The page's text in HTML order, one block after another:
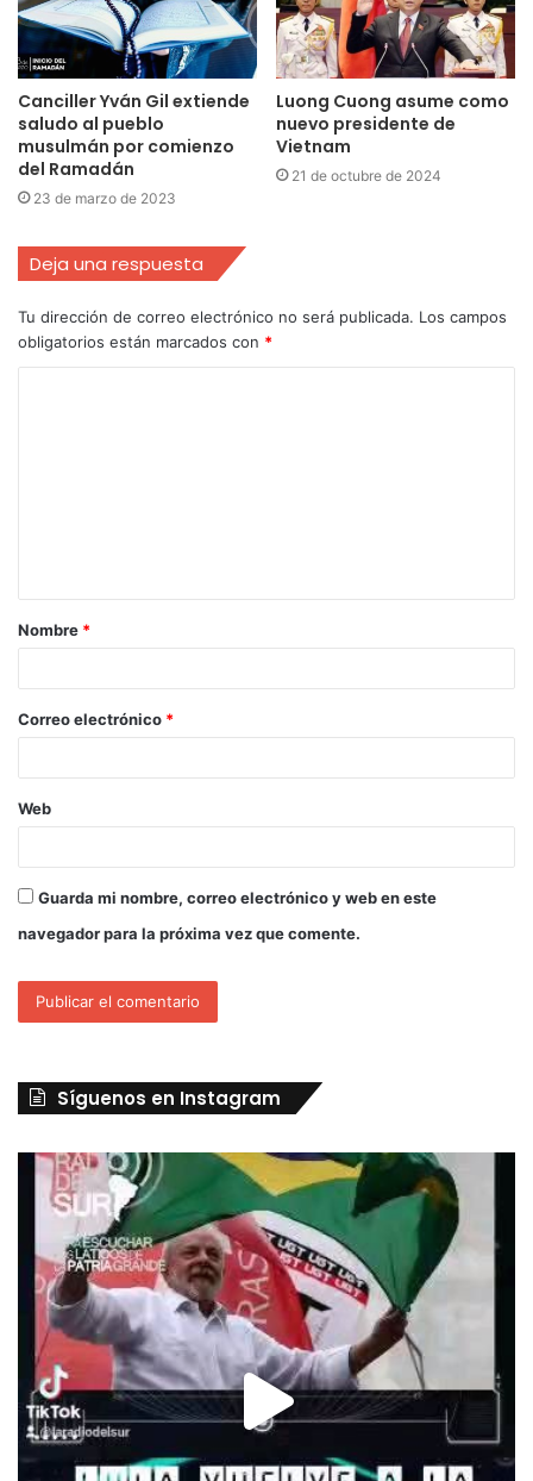
Canciller Yván Gil extiende
saludo al pueblo
musulmán por comienzo
del Ramadán
23 de marzo de 2023
Luong Cuong asume como
nuevo presidente de
Vietnam
21 de octubre de 2024
Deja una respuesta
Tu dirección de correo electrónico no será publicada. Los campos
obligatorios están marcados con *
Nombre *
Correo electrónico *
Web
Guarda mi nombre, correo electrónico y web en este
navegador para la próxima vez que comente.
Síguenos en Instagram